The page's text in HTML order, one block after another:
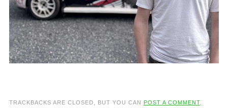
TRACKBACKS ARE CLOSED, BUT YOU CAN POST A COMMENT.